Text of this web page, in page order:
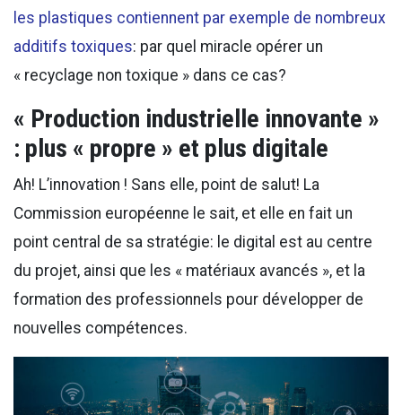
les plastiques contiennent par exemple de nombreux
additifs toxiques: par quel miracle opérer un
« recyclage non toxique » dans ce cas?
« Production industrielle innovante »
: plus « propre » et plus digitale
Ah! L’innovation ! Sans elle, point de salut! La
Commission européenne le sait, et elle en fait un
point central de sa stratégie: le digital est au centre
du projet, ainsi que les « matériaux avancés », et la
formation des professionnels pour développer de
nouvelles compétences.